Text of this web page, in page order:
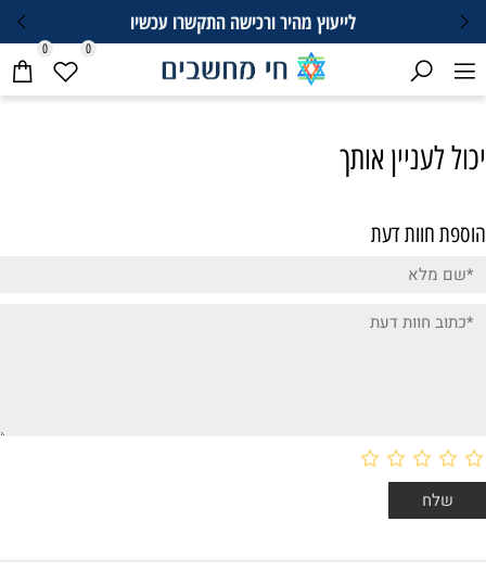
לייעוץ מהיר ורכישה התקשרו עכשיו
0 0
יכול לעניין אותך
הוספת חוות דעת